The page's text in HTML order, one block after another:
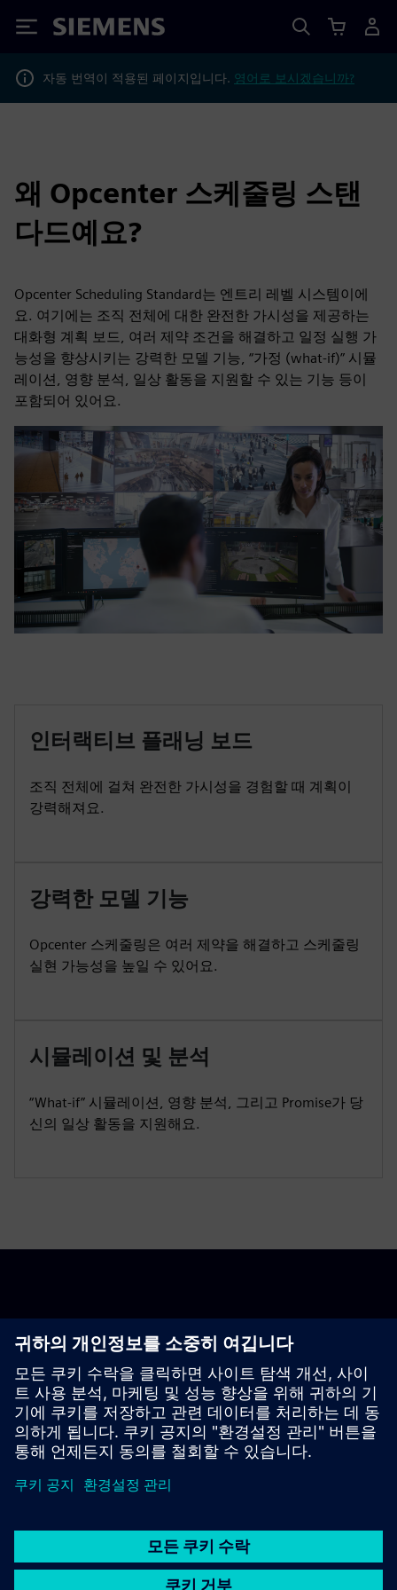
Siemens
자동 번역이 적용된 페이지입니다. 영어로 보시겠습니까?
왜 Opcenter 스케줄링 스탠
다드예요?
Opcenter Scheduling Standard는 엔트리 레벨 시스템이에
요. 여기에는 조직 전체에 대한 완전한 가시성을 제공하는
대화형 계획 보드, 여러 제약 조건을 해결하고 일정 실행 가
능성을 향상시키는 강력한 모델 기능, “가정 (what-if)” 시뮬
레이션, 영향 분석, 일상 활동을 지원할 수 있는 기능 등이
포함되어 있어요.
인터랙티브 플래닝 보드
조직 전체에 걸쳐 완전한 가시성을 경험할 때 계획이
강력해져요.
강력한 모델 기능
Opcenter 스케줄링은 여러 제약을 해결하고 스케줄링
실현 가능성을 높일 수 있어요.
시뮬레이션 및 분석
“What-if” 시뮬레이션, 영향 분석, 그리고 Promise가 당
신의 일상 활동을 지원해요.
시작하기
고객문의